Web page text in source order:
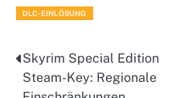
DLC-EINLÖSUNG
Post
navigation
Skyrim Special Edition
Steam-Key: Regionale